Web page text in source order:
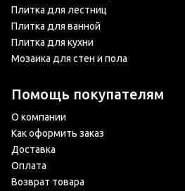
Плитка для лестниц
Плитка для ванной
Плитка для кухни
Мозаика для стен и пола
Помощь покупателям
О компании
Как оформить заказ
Доставка
Оплата
Возврат товара